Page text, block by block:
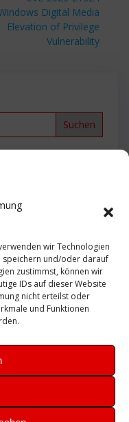
wir Technologien
speichern und/oder darauf
zustimmst, können wir
IDs auf dieser Website
nicht erteilst oder
und Funktionen
Beitrag:
Digital Media
Elevation of Privilege
Vulnerability
Sicherheit
SSL Ubuntu
VCSA Veeam
Windows